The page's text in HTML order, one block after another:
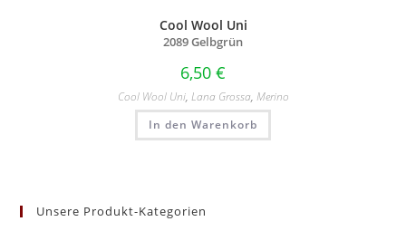
Cool Wool Uni
2089 Gelbgrün
6,50 €
Cool Wool Uni, Lana Grossa, Merino
In den Warenkorb
Unsere Produkt-Kategorien